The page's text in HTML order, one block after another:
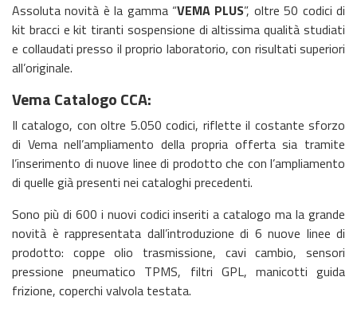
Assoluta novità è la gamma “VEMA PLUS”, oltre 50 codici di
kit bracci e kit tiranti sospensione di altissima qualità studiati
e collaudati presso il proprio laboratorio, con risultati superiori
all’originale.
Vema Catalogo CCA:
Il catalogo, con oltre 5.050 codici, riflette il costante sforzo
di Vema nell’ampliamento della propria offerta sia tramite
l’inserimento di nuove linee di prodotto che con l’ampliamento
di quelle già presenti nei cataloghi precedenti.
Sono più di 600 i nuovi codici inseriti a catalogo ma la grande
novità è rappresentata dall’introduzione di 6 nuove linee di
prodotto: coppe olio trasmissione, cavi cambio, sensori
pressione pneumatico TPMS, filtri GPL, manicotti guida
frizione, coperchi valvola testata.